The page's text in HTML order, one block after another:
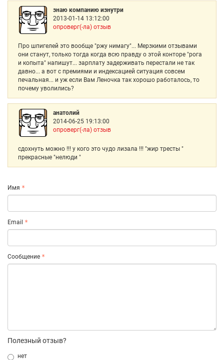
знаю компанию изнутри
2013-01-14 13:12:00
опроверг(-ла) отзыв
Про шпигелей это вообще "ржу нимагу"... Мерзкими отзывами
они станут, только тогда когда всю правду о этой конторе "рога
и копыта" напишут... зарплату задерживать перестали не так
давно... а вот с премиями и индексацией ситуация совсем
печальная... и уж если Вам Леночка так хорошо работалось, то
почему уволились?
анатолий
2014-06-25 19:13:00
опроверг(-ла) отзыв
сдохнуть можно !!! у кого это чудо лизала !!! "жир тресты "
прекрасные "нелюди "
Имя
Email
Сообщение
Полезный отзыв?
нет